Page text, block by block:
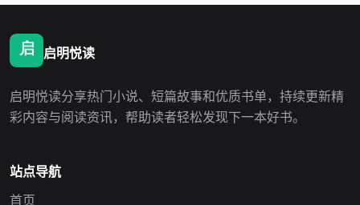
启明悦读
启明悦读分享热门小说、短篇故事和优质书单，持续更新精
彩内容与阅读资讯，帮助读者轻松发现下一本好书。
站点导航
首页